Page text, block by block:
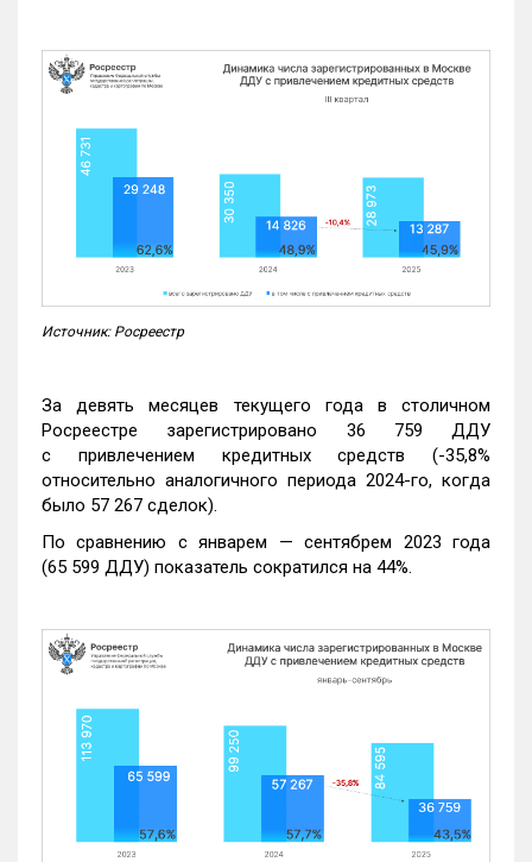
Источник: Росреестр
За девять месяцев текущего года в столичном
Росреестре зарегистрировано 36 759 ДДУ
с привлечением кредитных средств (-35,8%
относительно аналогичного периода 2024-го, когда
было 57 267 сделок).
По сравнению с январем — сентябрем 2023 года
(65 599 ДДУ) показатель сократился на 44%.